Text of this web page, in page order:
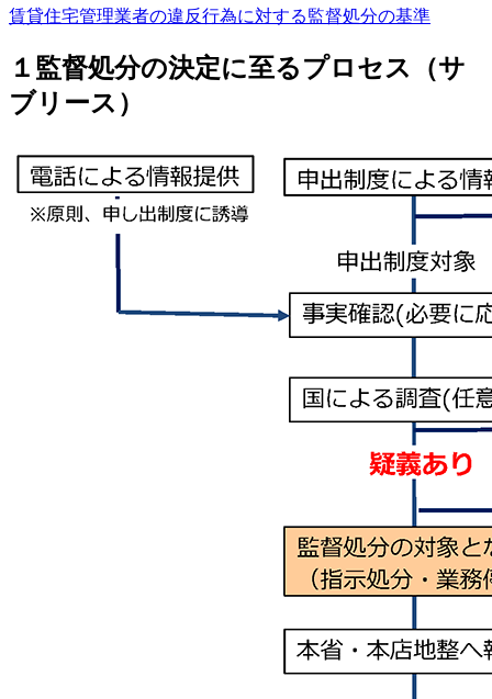
賃貸住宅管理業者の違反行為に対する監督処分の基準
１ 監督処分の決定に至るプロセス（サ
ブリース）